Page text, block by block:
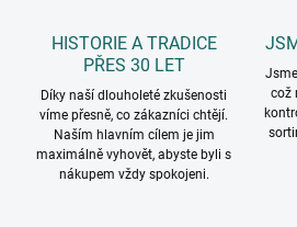
HISTORIE A TRADICE
PŘES 30 LET
Díky naší dlouholeté zkušenosti
víme přesně, co zákazníci chtějí.
Naším hlavním cílem je jim
maximálně vyhovět, abyste byli s
nákupem vždy spokojeni.
což